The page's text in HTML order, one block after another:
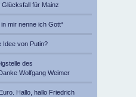
für Mainz
mir nenne ich Gott“
Idee von Putin?
des
Wolfgang Weimer
Hallo, hallo Friedrich